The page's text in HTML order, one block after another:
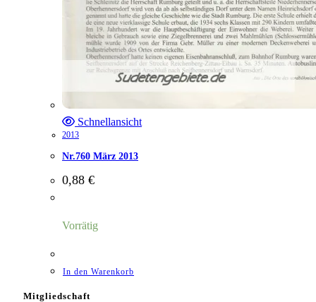
Schnellansicht
2013
Nr.760 März 2013
0,88 €
Vorrätig
In den Warenkorb
Mitgliedschaft